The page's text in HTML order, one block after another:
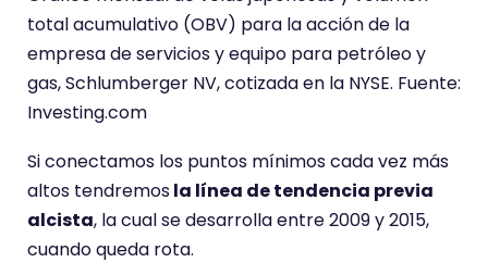
total acumulativo (OBV) para la acción de la
empresa de servicios y equipo para petróleo y
gas, Schlumberger NV, cotizada en la NYSE. Fuente:
Investing.com
Si conectamos los puntos mínimos cada vez más
altos tendremosla línea de tendencia previa
alcista, la cual se desarrolla entre 2009 y 2015,
cuando queda rota.